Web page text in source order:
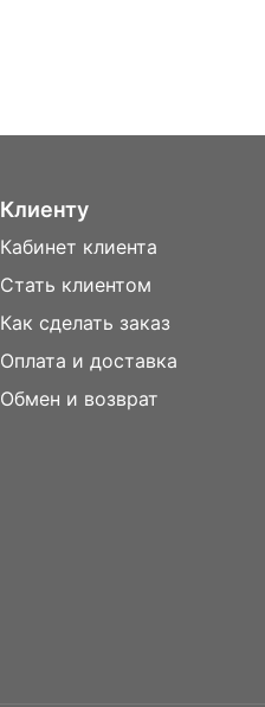
Клиенту
Кабинет клиента
Стать клиентом
Как сделать заказ
Оплата и доставка
Обмен и возврат